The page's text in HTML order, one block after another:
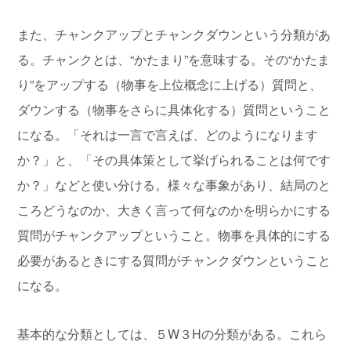
また、チャンクアップとチャンクダウンという分類があ
る。チャンクとは、“かたまり”を意味する。その“かたま
り”をアップする（物事を上位概念に上げる）質問と、
ダウンする（物事をさらに具体化する）質問ということ
になる。「それは一言で言えば、どのようになります
か？」と、「その具体策として挙げられることは何です
か？」などと使い分ける。様々な事象があり、結局のと
ころどうなのか、大きく言って何なのかを明らかにする
質問がチャンクアップということ。物事を具体的にする
必要があるときにする質問がチャンクダウンということ
になる。
基本的な分類としては、５W３Hの分類がある。これら